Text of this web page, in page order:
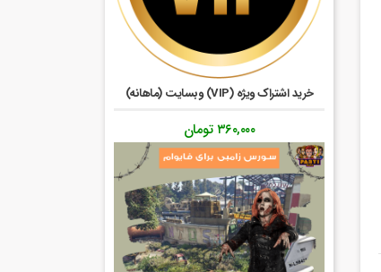
خرید اشتراک ویژه (VIP) وبسایت (ماهانه)
۳۶۰,۰۰۰تومان